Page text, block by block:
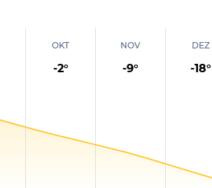
OKT
-2°
NOV
-9°
DEZ
-18°